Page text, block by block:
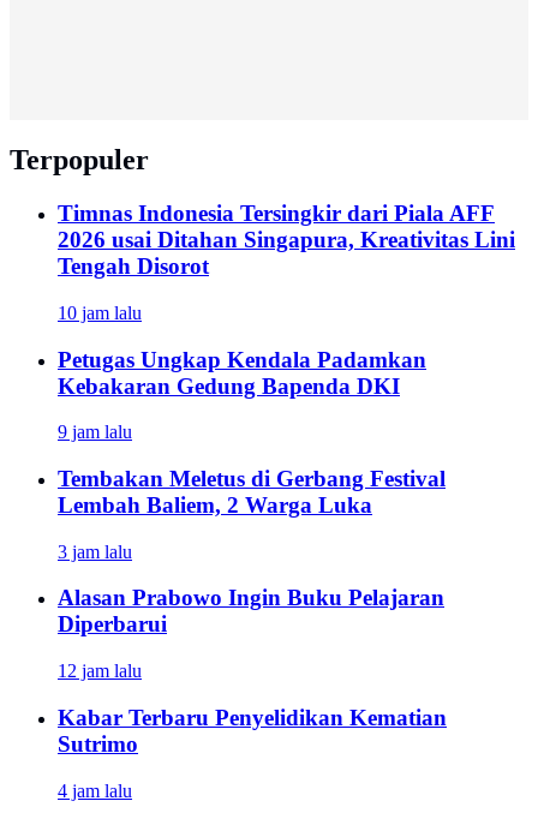
Terpopuler
Timnas Indonesia Tersingkir dari Piala AFF
2026 usai Ditahan Singapura, Kreativitas Lini
Tengah Disorot
10 jam lalu
Petugas Ungkap Kendala Padamkan
Kebakaran Gedung Bapenda DKI
9 jam lalu
Tembakan Meletus di Gerbang Festival
Lembah Baliem, 2 Warga Luka
3 jam lalu
Alasan Prabowo Ingin Buku Pelajaran
Diperbarui
12 jam lalu
Kabar Terbaru Penyelidikan Kematian
Sutrimo
4 jam lalu